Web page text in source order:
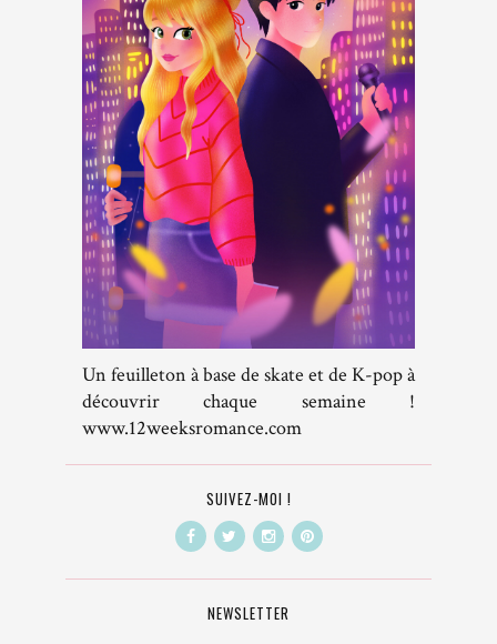
Un feuilleton à base de skate et de K-pop à
découvrir chaque semaine !
www.12weeksromance.com
SUIVEZ-MOI !
NEWSLETTER